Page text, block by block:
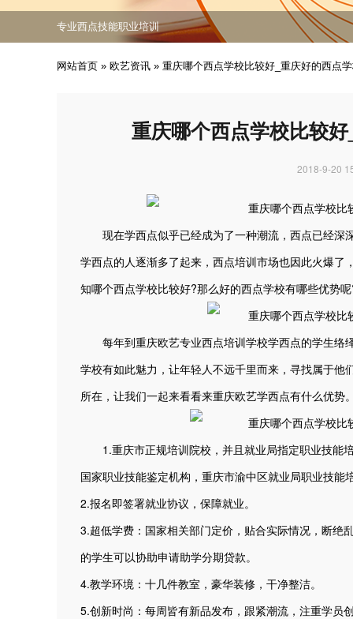
免费课程活动出炉
专业西点技能职业培训
培养众多西点技能人才
免费课程活动出炉
专业西点技能职业培训
网站首页 » 欧艺资讯 » 重庆哪个西点学校比较好_重庆好的西点
重庆哪个西点学校比较
2018-9-20
现在学西点似乎已经成为了一种潮流，西点已经深
学西点的人逐渐多了起来，西点培训市场也因此火爆
知哪个西点学校比较好?那么好的西点学校有哪些优势
每年到重庆欧艺专业西点培训学校学西点的学生络
学校有如此魅力，让年轻人不远千里而来，寻找属于
所在，让我们一起来看看来重庆欧艺学西点有什么优势
1.重庆市正规培训院校，并且就业局指定职业技能
国家职业技能鉴定机构，重庆市渝中区就业局职业技能
2.报名即签署就业协议，保障就业。
3.超低学费：国家相关部门定价，贴合实际情况，断绝
的学生可以协助申请助学分期贷款。
4.教学环境：十几件教室，豪华装修，干净整洁。
5.创新时尚：每周皆有新品发布，跟紧潮流，注重学员